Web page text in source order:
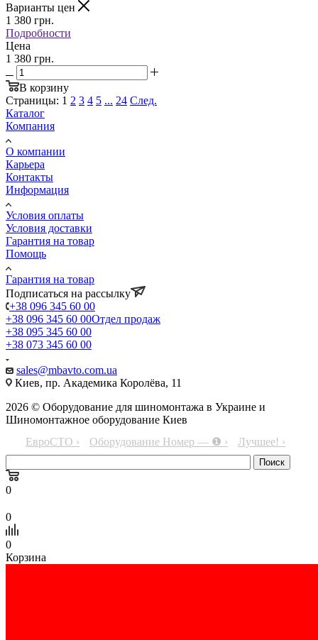
Варианты цен
1 380 грн.
Подробности
Цена
1 380 грн.
В корзину
Страницы: 1 2 3 4 5 ... 24 След.
Каталог
Компания
О компании
Карьера
Контакты
Информация
Условия оплаты
Условия доставки
Гарантия на товар
Помощь
Гарантия на товар
Подписаться на рассылку
+38 096 345 60 00
+38 096 345 60 00Отдел продаж
+38 095 345 60 00
+38 073 345 60 00
sales@mbavto.com.ua
Киев, пр. Академика Королёва, 11
2026 © Оборудование для шиномонтажа в Украине и
Шиномонтажное оборудование Киев
ЕвроСТО ›
Оборудование Номер — ❶ › Лучшее! ›
0
0
0
Корзина